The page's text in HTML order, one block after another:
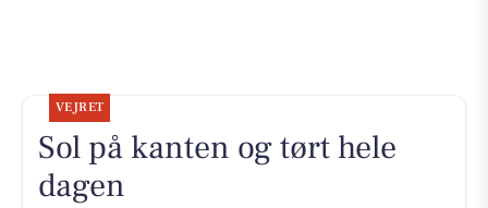
VEJRET
Sol på kanten og tørt hele
dagen